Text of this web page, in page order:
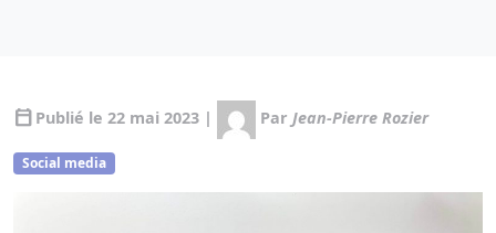
calendar_today Publié le 22 mai 2023 | Par Jean-Pierre Rozier
Social media